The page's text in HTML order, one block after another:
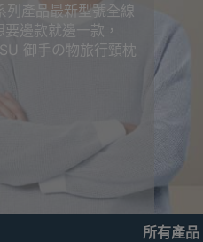
列產品最新型號全線
邊款就邊一款，
御手の物旅行頸枕
所有產品